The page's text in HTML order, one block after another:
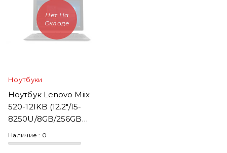
Нет На
Складе
Ноутбуки
Ноутбук Lenovo Miix
520-12IKB (12.2"/i5-
8250U/8GB/256GB
SSD/Touch/Win10)
Наличие : 0